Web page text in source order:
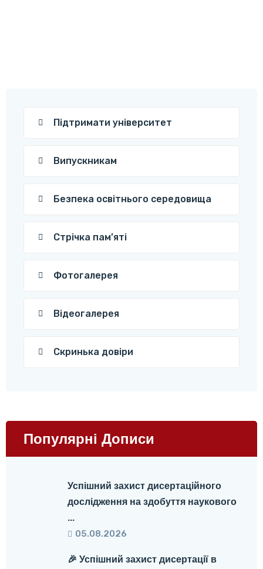
Підтримати університет
Випускникам
Безпека освітнього середовища
Стрічка пам’яті
Фотогалерея
Відеогалерея
Скринька довіри
Популярні Дописи
Успішний захист дисертаційного
дослідження на здобуття наукового
...
05.08.2026
🎉 Успішний захист дисертації в